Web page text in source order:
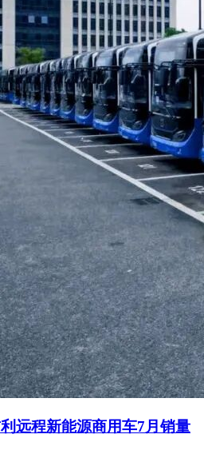
远程新能源商用车7月销量